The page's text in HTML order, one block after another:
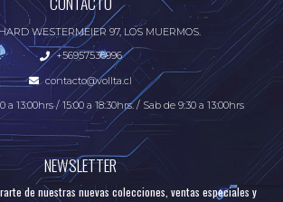
WESTERMEIER 97, LOS MUERMOS.
+56957536996
contacto@vollta.cl
a 13:00hrs / 15:00 a 18:30hrs. / Sab de 9:30 a 13:00hrs
NEWSLETTER
de nuestras nuevas colecciones, ventas especiales y